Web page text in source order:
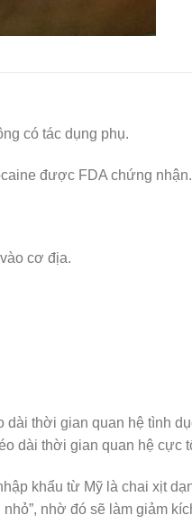
có tác dụng phụ.
được FDA chứng nhận.
cơ địa.
thời gian quan hệ tình
dài thời gian quan hệ cực
khẩu từ Mỹ là chai xịt
nhờ đó sẽ làm giảm